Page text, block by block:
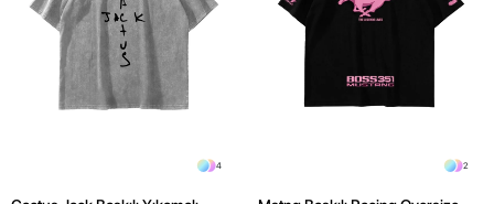
4 2